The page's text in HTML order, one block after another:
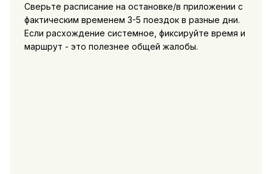
Сверьте расписание на остановке/в приложении с
фактическим временем 3-5 поездок в разные дни.
Если расхождение системное, фиксируйте время и
маршрут - это полезнее общей жалобы.